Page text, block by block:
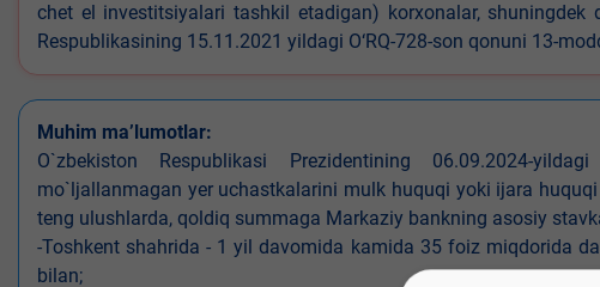
chet el investitsiyalari tashkil etadigan) korxonalar, shuningdek
Respublikasining 15.11.2021 yildagi O‘RQ-728-son qonuni 13-
Muhim ma’lumotlar:
O`zbekiston Respublikasi Prezidentining 06.09.2024-
mo`ljallanmagan yer uchastkalarini mulk huquqi yoki ijara
teng ulushlarda, qoldiq summaga Markaziy bankning asosiy
-Toshkent shahrida - 1 yil davomida kamida 35 foiz miqdorida
bilan;